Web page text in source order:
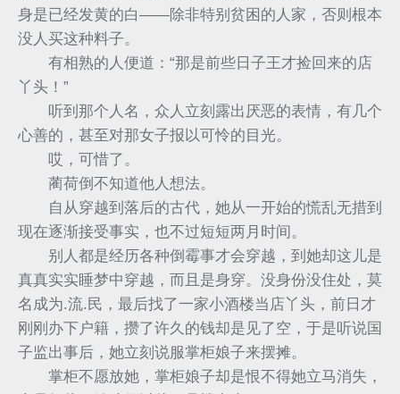
身是已经发黄的白——除非特别贫困的人家，否则根本
没人买这种料子。
有相熟的人便道：“那是前些日子王才捡回来的店
丫头！”
听到那个人名，众人立刻露出厌恶的表情，有几个
心善的，甚至对那女子报以可怜的目光。
哎，可惜了。
蔺荷倒不知道他人想法。
自从穿越到落后的古代，她从一开始的慌乱无措到
现在逐渐接受事实，也不过短短两月时间。
别人都是经历各种倒霉事才会穿越，到她却这儿是
真真实实睡梦中穿越，而且是身穿。没身份没住处，莫
名成为.流.民，最后找了一家小酒楼当店丫头，前日才
刚刚办下户籍，攒了许久的钱却是见了空，于是听说国
子监出事后，她立刻说服掌柜娘子来摆摊。
掌柜不愿放她，掌柜娘子却是恨不得她立马消失，